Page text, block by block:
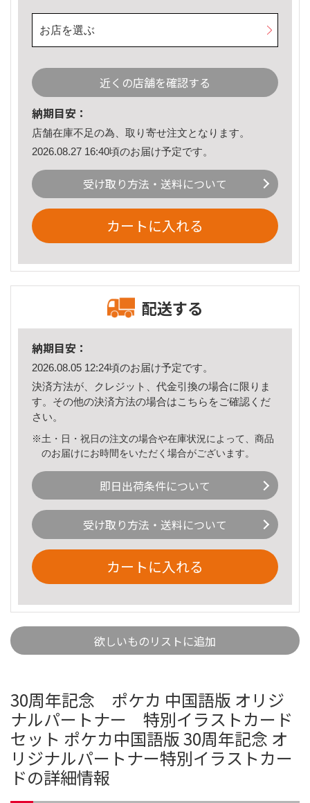
お店を選ぶ
近くの店舗を確認する
納期目安：
店舗在庫不足の為、取り寄せ注文となります。
2026.08.27 16:40頃のお届け予定です。
受け取り方法・送料について
カートに入れる
配送する
納期目安：
2026.08.05 12:24頃のお届け予定です。
決済方法が、クレジット、代金引換の場合に限りま
す。その他の決済方法の場合はこちら をご確認くだ
さい。
※土・日・祝日の注文の場合や在庫状況によって、商品
のお届けにお時間をいただく場合がございます。
即日出荷条件について
受け取り方法・送料について
カートに入れる
欲しいものリストに追加
30周年記念 ポケカ 中国語版 オリジ
ナルパートナー 特別イラストカード
セット ポケカ中国語版 30周年記念 オ
リジナルパートナー特別イラストカー
ドの詳細情報